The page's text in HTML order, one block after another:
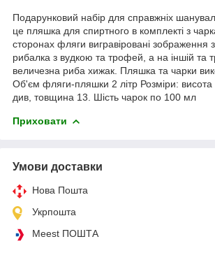
Подарунковий набір для справжніх
це пляшка для спиртного в комплекті з
сторонах фляги вигравіровані зображення
рибалка з вудкою та трофей, а на іншій та
величезна риба хижак. Пляшка та чарки
Об'єм фляги-пляшки 2 літр Розміри:
див, товщина 13. Шість чарок по 100 мл
Приховати
Умови доставки
Нова Пошта
Укрпошта
Meest ПОШТА